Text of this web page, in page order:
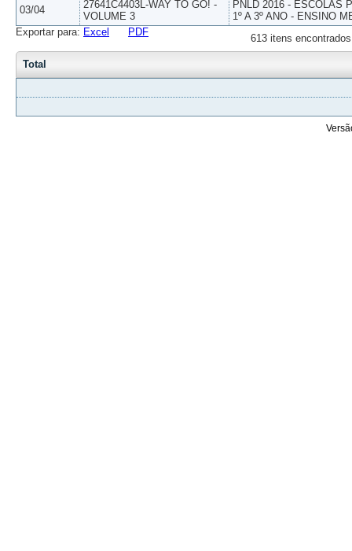
03/04
27641C4403L-WAY TO GO! -
VOLUME 3
PNLD 2016 - ESCOLAS
1º A 3º ANO - ENSINO
613 itens
Exportar para: Excel PDF
Total